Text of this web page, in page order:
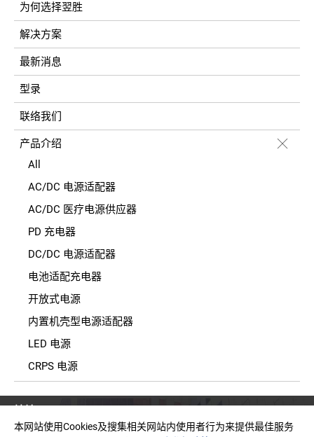
为何选择翌胜
解决方案
最新消息
型录
联络我们
产品介绍
All
AC/DC 电源适配器
AC/DC 医疗电源供应器
PD 充电器
DC/DC 电源适配器
电池适配充电器
开放式电源
内置机壳型电源适配器
LED 电源
CRPS 电源
台湾新北市中和区建一路150号11楼之2(E栋)
本网站使用Cookies及搜集相关网站内使用者行为来提供最佳服务